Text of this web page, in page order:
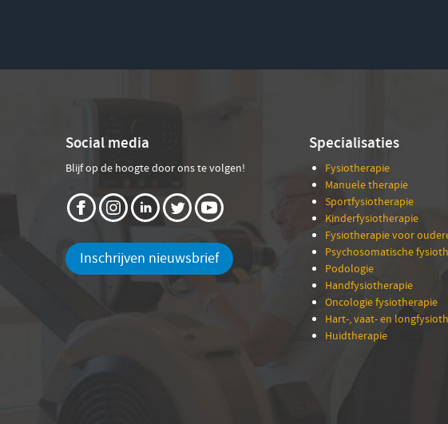
Social media
Blijf op de hoogte door ons te volgen!
Inschrijven nieuwsbrief
Specialisaties
Fysiotherapie
Manuele therapie
Sportfysiotherapie
Kinderfysiotherapie
Fysiotherapie voor
Psychosomatische
Podologie
Handfysiotherapie
Oncologie fysiotherapie
Hart-, vaat- en
Huidtherapie